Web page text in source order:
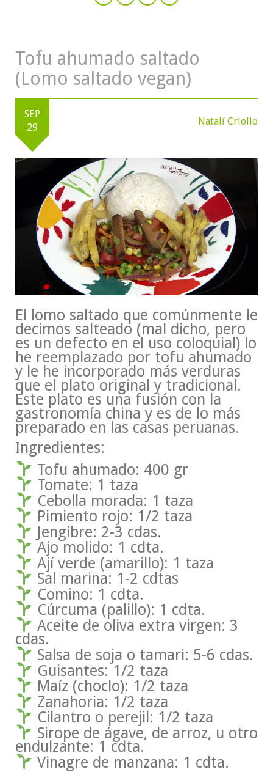
Tofu ahumado saltado
(Lomo saltado vegan)
SEP
29
Natalí Criollo
El lomo saltado que comúnmente le
decimos salteado (mal dicho, pero
es un defecto en el uso coloquial) lo
he reemplazado por tofu ahumado
y le he incorporado más verduras
que el plato original y tradicional.
Este plato es una fusión con la
gastronomía china y es de lo más
preparado en las casas peruanas.
Ingredientes:
Tofu ahumado: 400 gr
Tomate: 1 taza
Cebolla morada: 1 taza
Pimiento rojo: 1/2 taza
Jengibre: 2-3 cdas.
Ajo molido: 1 cdta.
Ají verde (amarillo): 1 taza
Sal marina: 1-2 cdtas
Comino: 1 cdta.
Cúrcuma (palillo): 1 cdta.
Aceite de oliva extra virgen: 3
cdas.
Salsa de soja o tamari: 5-6 cdas.
Guisantes: 1/2 taza
Maíz (choclo): 1/2 taza
Zanahoria: 1/2 taza
Cilantro o perejil: 1/2 taza
Sirope de ágave, de arroz, u otro
endulzante: 1 cdta.
Vinagre de manzana: 1 cdta.